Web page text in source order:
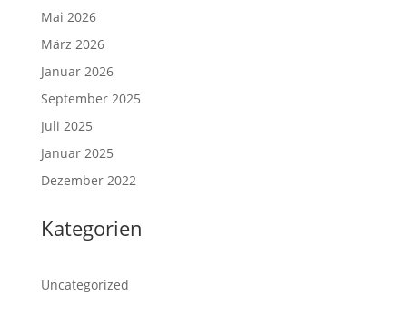
Mai 2026
März 2026
Januar 2026
September 2025
Juli 2025
Januar 2025
Dezember 2022
Kategorien
Uncategorized